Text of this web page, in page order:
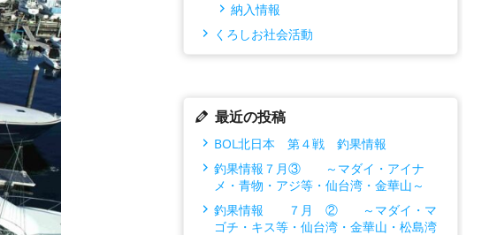
納入情報
くろしお社会活動
最近の投稿
BOL北日本 第４戦 釣果情報
釣果情報７月③ ～マダイ・アイナ
メ・青物・アジ等・仙台湾・金華山～
釣果情報 ７月 ② ～マダイ・マ
ゴチ・キス等・仙台湾・金華山・松島湾